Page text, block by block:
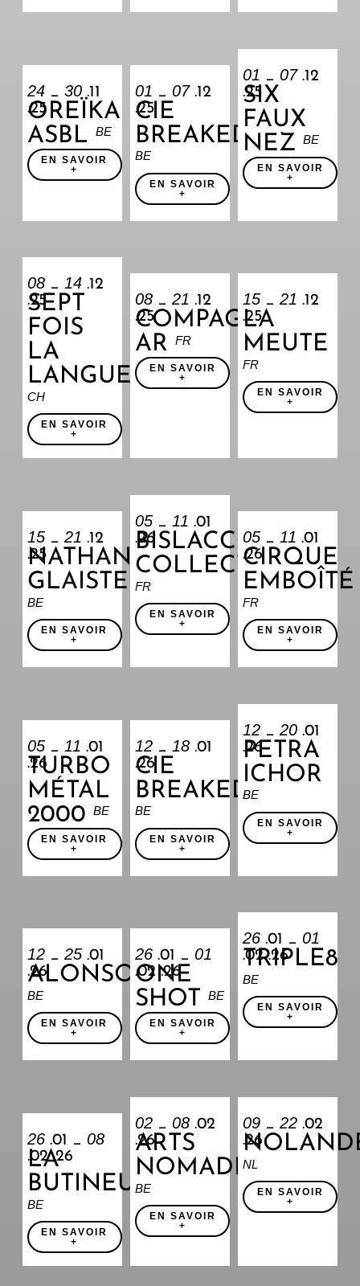
24 _30 .11
.25
OREÏKA
ASBLBE
EN SAVOIR
+
01 _ 07.12
.25
CIE
BREAKED
BE
EN SAVOIR
+
01 _ 07.12
.25
SIX
FAUX
NEZBE
EN SAVOIR
+
08 _14 .12
.25
SEPT
FOIS
LA
LANGUE
CH
EN SAVOIR
+
08 _21 .12
.25
COMPAGNIE
ARFR
EN SAVOIR
+
15 _21 .12
.25
LA
MEUTE
FR
EN SAVOIR
+
15 _21 .12
.25
NATHAN
GLAISTER
BE
EN SAVOIR
+
05 _11 .01
.26
BISLACCO
COLLECTIF
FR
EN SAVOIR
+
05 _11 .01
.26
CIRQUE
EMBOÎTÉ
FR
EN SAVOIR
+
05 _11 .01
.26
TURBO
MÉTAL
2000BE
EN SAVOIR
+
12 _18 .01
.26
CIE
BREAKED
BE
EN SAVOIR
+
12 _20 .01
.26
PETRA
ICHOR
BE
EN SAVOIR
+
12 _25 .01
.26
ALONSO
BE
EN SAVOIR
+
26 .01 _ 01
.02 .26
ONE
SHOTBE
EN SAVOIR
+
26 .01 _ 01
.02 .26
TRIPLE8
BE
EN SAVOIR
+
26 .01 _ 08
.02 .26
LA
BUTINEUSE
BE
EN SAVOIR
+
02 _ 08 .02
.26
ARTS
NOMADES
BE
EN SAVOIR
+
09 _22 .02
.26
NL
EN SAVOIR
+